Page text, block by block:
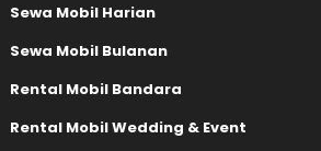
Sewa Mobil Harian
Sewa Mobil Bulanan
Rental Mobil Bandara
Rental Mobil Wedding & Event